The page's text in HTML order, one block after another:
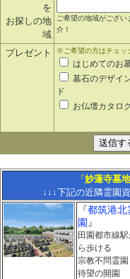
を
お探しの地
域
ご希望の地域がござ
介！
プレゼント ※ご希望の方はチェッ
はじめてのお
墓石のデザイ
ド
お仏壇カタロ
『妙蓮寺墓地
↓↓↓下記の近隣霊園
『都筑港北
園 』
田園都市線
ら歩ける
宗教不問霊園
待望の開園